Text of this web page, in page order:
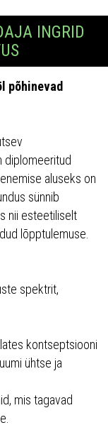
INGRID
põhinevad
diplomeeritud
aluseks on
sünnib
nii esteetiliselt
lõpptulemuse.
spektrit,
kontseptsiooni
ühtse ja
mis tagavad